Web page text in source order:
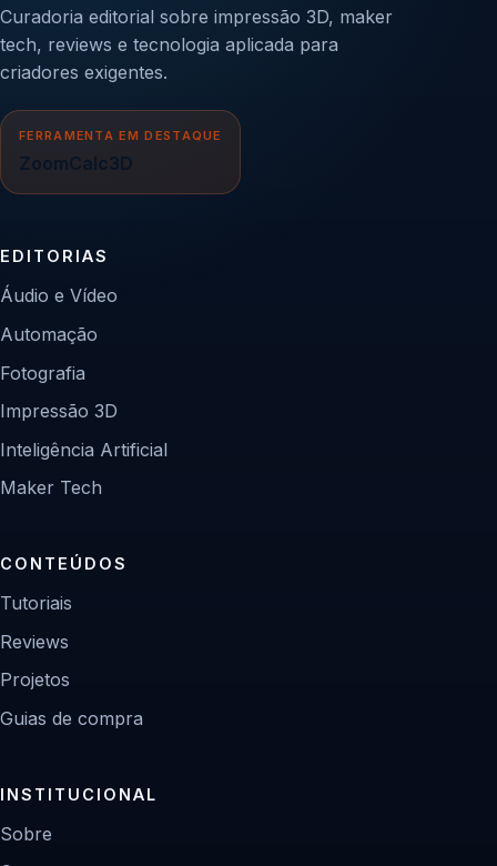
Curadoria editorial sobre impressão 3D, maker
tech, reviews e tecnologia aplicada para
criadores exigentes.
FERRAMENTA EM DESTAQUE
ZoomCalc3D
EDITORIAS
Áudio e Vídeo
Automação
Fotografia
Impressão 3D
Inteligência Artificial
Maker Tech
CONTEÚDOS
Tutoriais
Reviews
Projetos
Guias de compra
INSTITUCIONAL
Sobre